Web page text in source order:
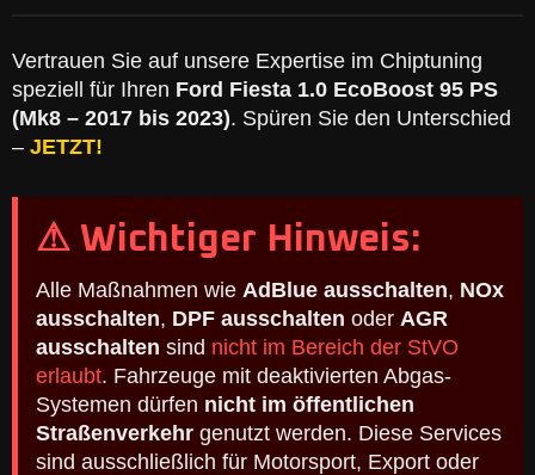
Vertrauen Sie auf unsere Expertise im Chiptuning
speziell für Ihren Ford Fiesta 1.0 EcoBoost 95 PS
(Mk8 – 2017 bis 2023). Spüren Sie den Unterschied
– JETZT!
⚠ Wichtiger Hinweis:
Alle Maßnahmen wie AdBlue ausschalten, NOx
ausschalten, DPF ausschalten oder AGR
ausschalten sind nicht im Bereich der StVO
erlaubt. Fahrzeuge mit deaktivierten Abgas-
Systemen dürfen nicht im öffentlichen
Straßenverkehr genutzt werden. Diese Services
sind ausschließlich für Motorsport, Export oder